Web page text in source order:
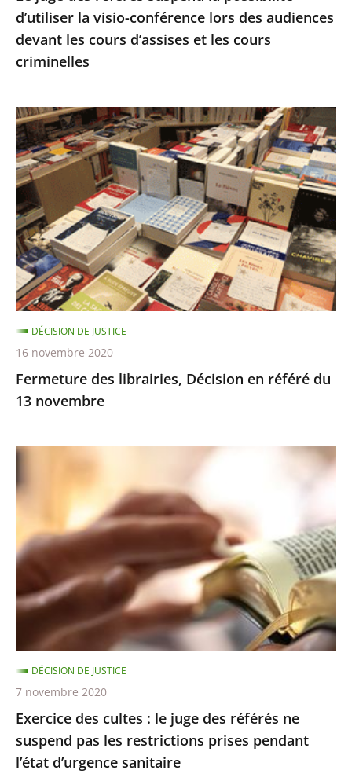
audiences
devant
les
d’assises
et
les
cours
criminelles
d’utiliser la visio-conférence lors des audiences
devant les cours d’assises et les cours
criminelles
Fermeture
des
librairies,
Décision
en
référé
du
13
novembre
Fermeture des librairies, Décision en référé du
13 novembre
DÉCISION DE JUSTICE
16 novembre 2020
Exercice
cultes
le
juge
des
référés
suspend
pas
les
restrictions
prises
pendant
Exercice des cultes : le juge des référés ne
suspend pas les restrictions prises pendant
l’état d’urgence sanitaire
DÉCISION DE JUSTICE
7 novembre 2020